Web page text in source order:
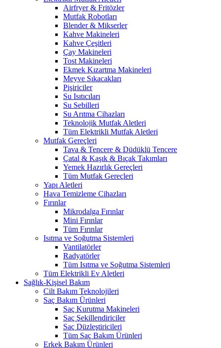
Airfryer & Fritözler
Mutfak Robotları
Blender & Mikserler
Kahve Makineleri
Kahve Çeşitleri
Çay Makineleri
Tost Makineleri
Ekmek Kızartma Makineleri
Meyve Sıkacakları
Pişiriciler
Su Isıtıcıları
Su Sebilleri
Su Arıtma Cihazları
Teknolojik Mutfak Aletleri
Tüm Elektrikli Mutfak Aletleri
Mutfak Gereçleri
Tava & Tencere & Düdüklü Tencere
Çatal & Kaşık & Bıçak Takımları
Yemek Hazırlık Gereçleri
Tüm Mutfak Gereçleri
Yapı Aletleri
Hava Temizleme Cihazları
Fırınlar
Mikrodalga Fırınlar
Mini Fırınlar
Tüm Fırınlar
Isıtma ve Soğutma Sistemleri
Vantilatörler
Radyatörler
Tüm Isıtma ve Soğutma Sistemleri
Tüm Elektrikli Ev Aletleri
Sağlık-Kişisel Bakım
Cilt Bakım Teknolojileri
Saç Bakım Ürünleri
Saç Kurutma Makineleri
Saç Şekillendiriciler
Saç Düzleştiricileri
Tüm Saç Bakım Ürünleri
Erkek Bakım Ürünleri